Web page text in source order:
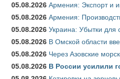
05.08.2026 Армения: Экспорт и
05.08.2026 Армения:
05.08.2026 Украина: Убытки для
05.08.2026 В Омской области
05.08.2026 Через Азовские
05.08.2026 В России усилили